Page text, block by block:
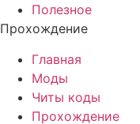
Полезное
Прохождение
Главная
Моды
Читы коды
Прохождение